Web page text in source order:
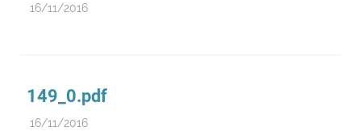
16/11/2016
149_0.pdf
16/11/2016